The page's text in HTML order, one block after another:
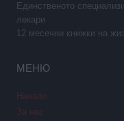
Единственото
лекари
12 месечни книжки на
МЕНЮ
Начало
За нас